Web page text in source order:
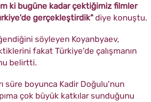
ki bugüne kadar çektiğimiz filmler
gerçekleştirdik"diye konuştu.
söyleyen Koyanbyaev,
fakat Türkiye'de çalışmanın
belirtti.
süre boyunca Kadir Doğulu'nun
çok büyük katkılar sunduğunu